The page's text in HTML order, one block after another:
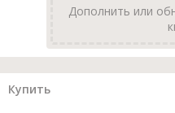
Дополнить или
Купить